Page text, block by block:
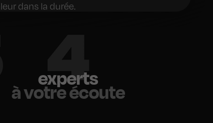
dans la durée.
6
experts
à votre écoute